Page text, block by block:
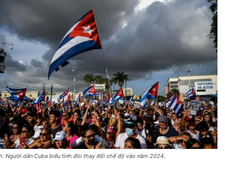
Người dân Cuba biểu tình đòi thay đổi chế độ vào năm 2024.